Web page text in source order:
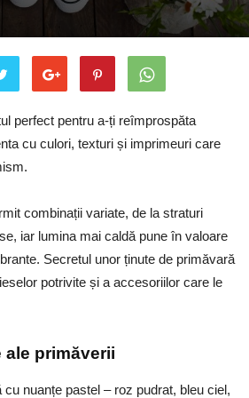
perfect pentru a-ți reîmprospăta
cu culori, texturi și imprimeuri care
combinații variate, de la straturi
iar lumina mai caldă pune în valoare
Secretul unor ținute de primăvară
potrivite și a accesoriilor care le
ale primăverii
nuanțe pastel – roz pudrat, bleu ciel,